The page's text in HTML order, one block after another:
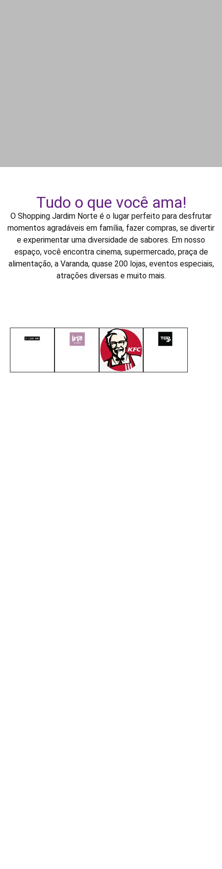
Tudo o que você ama!
O Shopping Jardim Norte é o lugar perfeito para desfrutar
momentos agradáveis em família, fazer compras, se divertir
e experimentar uma diversidade de sabores. Em nosso
espaço, você encontra cinema, supermercado, praça de
alimentação, a Varanda, quase 200 lojas, eventos especiais,
atrações diversas e muito mais.